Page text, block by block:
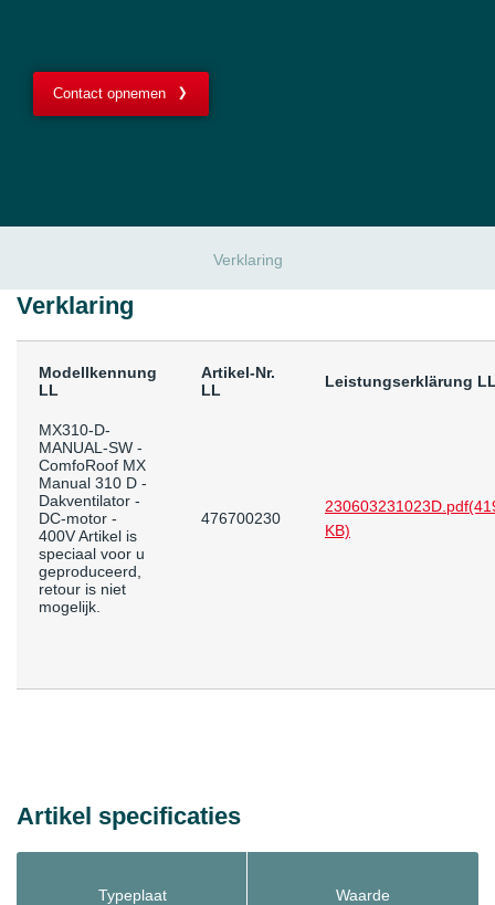
Contact opnemen
Verklaring
Verklaring
Modellkennung
LL
Artikel-Nr.
LL
Leistungserklärung
MX310-D-
MANUAL-SW -
ComfoRoof MX
Manual 310 D -
Dakventilator -
DC-motor -
400V Artikel is
speciaal voor u
geproduceerd,
retour is niet
mogelijk.
476700230
230603231023D.pdf
KB)
Artikel specificaties
Typeplaat Waarde